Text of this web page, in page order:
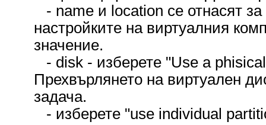
- name и location се отнасят
настройките на виртуалния
значение.
- disk - изберете "Use a
Прехвърлянето на виртуален
задача.
- изберете "use individual